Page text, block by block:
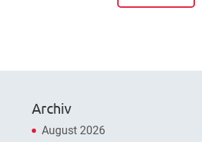
Archiv
August 2026